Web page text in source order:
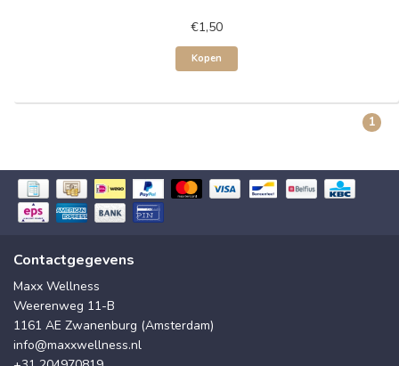
€1,50
Kopen
1
Contactgegevens
Maxx Wellness
Weerenweg 11-B
1161 AE Zwanenburg (Amsterdam)
info@maxxwellness.nl